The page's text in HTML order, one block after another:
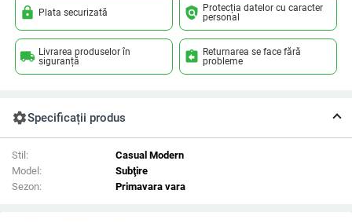
lock Plata securizată policy Protecția datelor cu caracter
personal
local_shipping Livrarea produselor în
siguranță
assignment_return Returnarea se face fără
probleme
settingsSpecificații produs
Stil:
Casual Modern
Model:
Subţire
Sezon:
Primavara vara